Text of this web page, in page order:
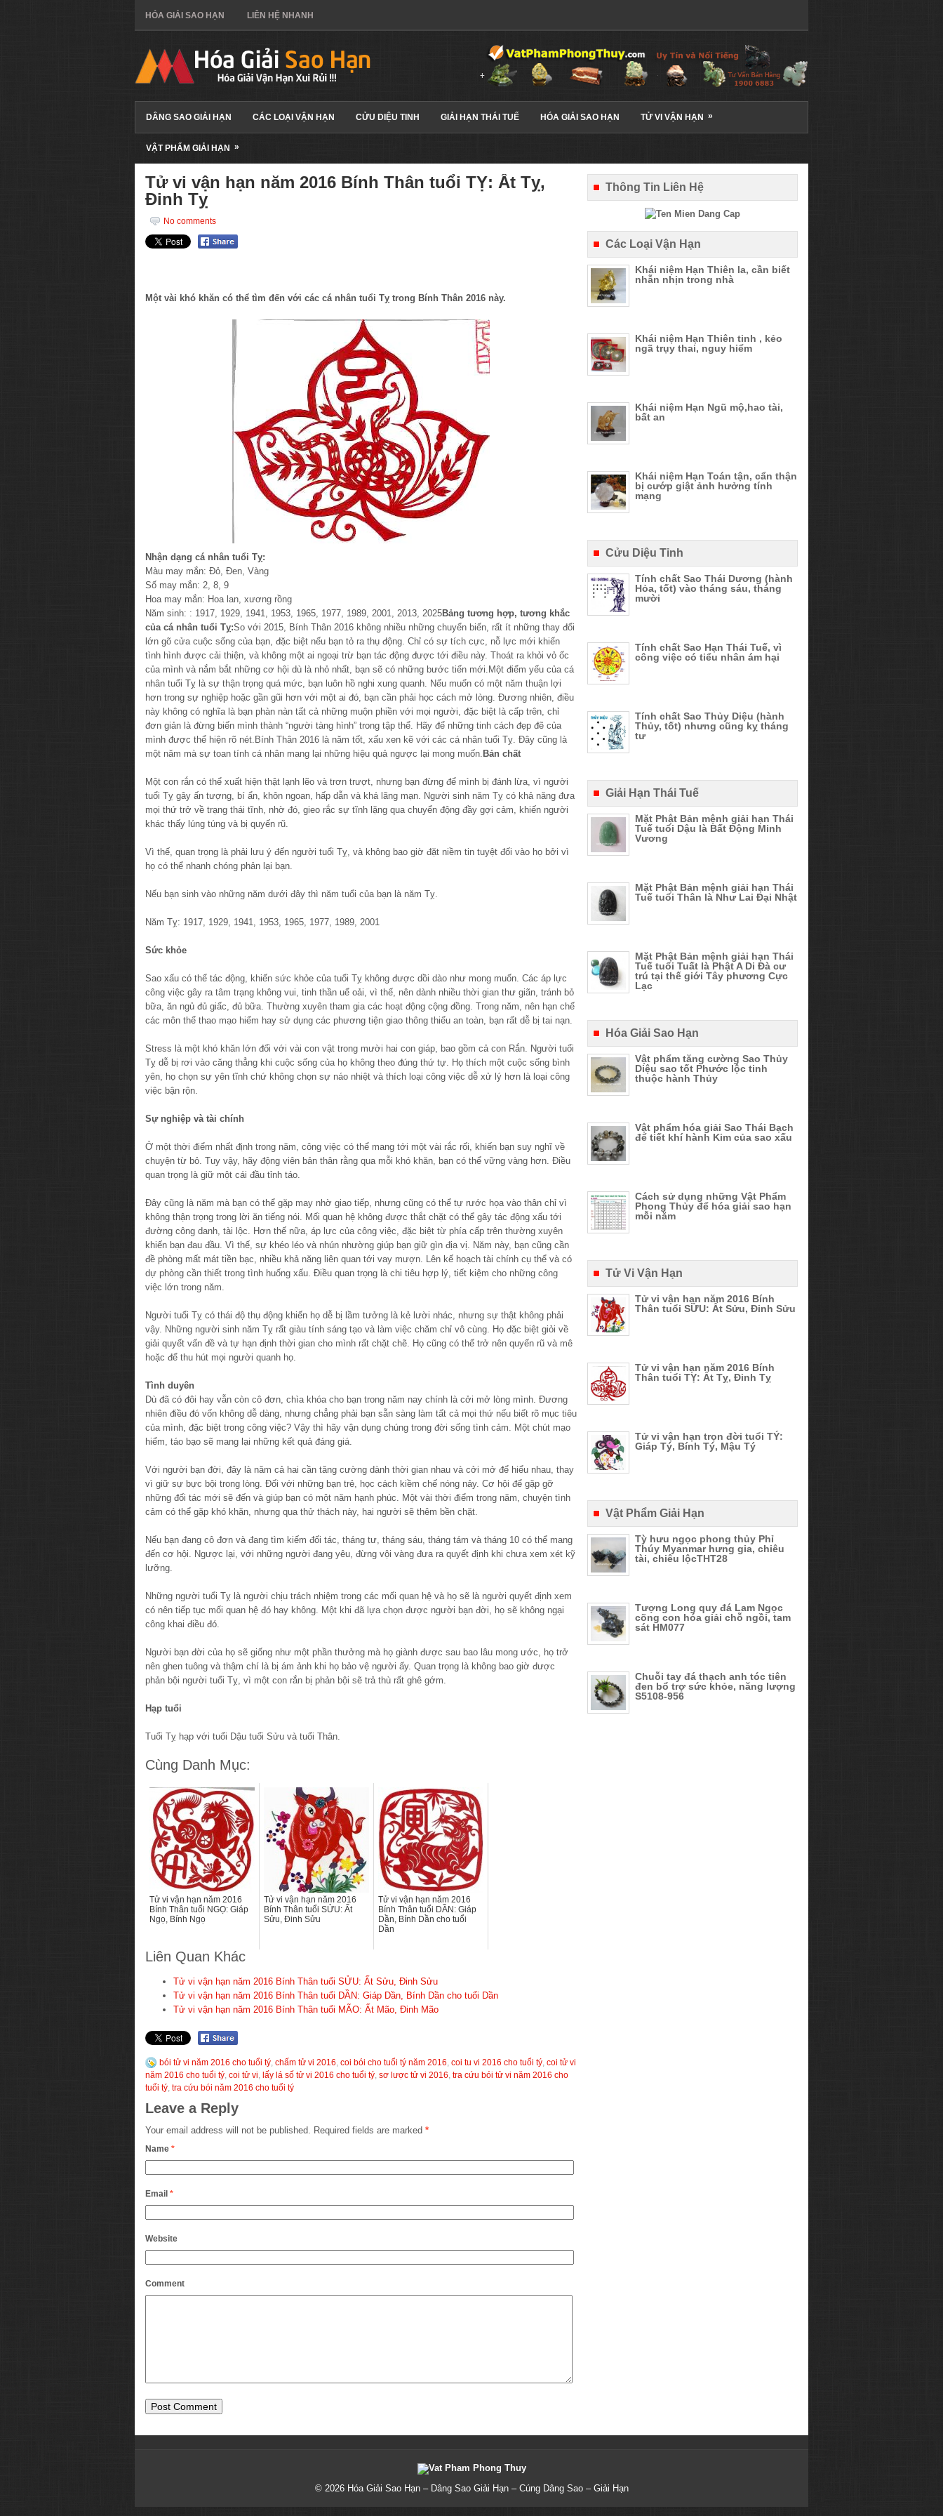
HÓA GIẢI SAO HẠN LIÊN HỆ NHANH
DÂNG SAO GIẢI HẠN CÁC LOẠI VẬN HẠN CỬU DIỆU TINH GIẢI HẠN THÁI TUẾ HÓA GIẢI SAO HẠN TỬ VI VẬN HẠN »
VẬT PHẨM GIẢI HẠN »
Tử vi vận hạn năm 2016 Bính Thân tuổi TỴ: Ất Tỵ,
Đinh Tỵ
No comments
Một vài khó khăn có thể tìm đến với các cá nhân tuổi Tỵ trong Bính Thân 2016 này.
Nhận dạng cá nhân tuổi Tỵ:
Màu may mắn: Đỏ, Đen, Vàng
Số may mắn: 2, 8, 9
Hoa may mắn: Hoa lan, xương rồng
Năm sinh: : 1917, 1929, 1941, 1953, 1965, 1977, 1989, 2001, 2013, 2025Bảng tương hợp, tương khắc
của cá nhân tuổi Tỵ:So với 2015, Bính Thân 2016 không nhiều những chuyển biến, rất ít những thay đổi
lớn gõ cửa cuộc sống của bạn, đặc biệt nếu bạn tỏ ra thụ động. Chỉ có sự tích cực, nỗ lực mới khiến
tình hình được cải thiện, và không một ai ngoại trừ bạn tác động được tới điều này. Thoát ra khỏi vỏ ốc
của mình và nắm bắt những cơ hội dù là nhỏ nhất, bạn sẽ có những bước tiến mới.Một điểm yếu của cá
nhân tuổi Tỵ là sự thận trọng quá mức, bạn luôn hồ nghi xung quanh. Nếu muốn có một năm thuận lợi
hơn trong sự nghiệp hoặc gần gũi hơn với một ai đó, bạn cần phải học cách mở lòng. Đương nhiên, điều
này không có nghĩa là bạn phàn nàn tất cả những muộn phiền với mọi người, đặc biệt là cấp trên, chỉ
đơn giản là đừng biến mình thành “người tàng hình” trong tập thể. Hãy để những tinh cách đẹp đẽ của
mình được thể hiện rõ nét.Bính Thân 2016 là năm tốt, xấu xen kẽ với các cá nhân tuổi Tỵ. Đây cũng là
một năm mà sự toan tính cá nhân mang lại những hiệu quả ngược lại mong muốn. Bản chất
Một con rắn có thể xuất hiện thật lạnh lẽo và trơn trượt, nhưng bạn đừng để mình bị đánh lừa, vì người
tuổi Tỵ gây ấn tượng, bí ẩn, khôn ngoan, hấp dẫn và khá lãng mạn. Người sinh năm Tỵ có khả năng đưa
mọi thứ trở về trạng thái tĩnh, nhờ đó, gieo rắc sự tĩnh lặng qua chuyển động đầy gợi cảm, khiến người
khác thấy lúng túng và bị quyến rũ.
Vì thế, quan trọng là phải lưu ý đến người tuổi Tỵ, và không bao giờ đặt niềm tin tuyệt đối vào họ bởi vì
họ có thể nhanh chóng phản lại bạn.
Nếu bạn sinh vào những năm dưới đây thì năm tuổi của bạn là năm Tỵ.
Năm Tỵ: 1917, 1929, 1941, 1953, 1965, 1977, 1989, 2001
Sức khỏe
Sao xấu có thể tác động, khiến sức khỏe của tuổi Tỵ không được dồi dào như mong muốn. Các áp lực
công việc gây ra tâm trạng không vui, tinh thần uể oải, vì thế, nên dành nhiều thời gian thư giãn, tránh bỏ
bữa, ăn ngủ đủ giấc, đủ bữa. Thường xuyên tham gia các hoạt động cộng đồng. Trong năm, nên hạn chế
các môn thể thao mạo hiểm hay sử dụng các phương tiện giao thông thiếu an toàn, bạn rất dễ bị tai nạn.
Stress là một khó khăn lớn đối với vài con vật trong mười hai con giáp, bao gồm cả con Rắn. Người tuổi
Tỵ dễ bị rơi vào căng thẳng khi cuộc sống của họ không theo đúng thứ tự. Họ thích một cuộc sống bình
yên, họ chọn sự yên tĩnh chứ không chọn sự náo nhiệt và thích loại công việc dễ xử lý hơn là loại công
việc bận rộn.
Sự nghiệp và tài chính
Ở một thời điểm nhất định trong năm, công việc có thể mang tới một vài rắc rối, khiến bạn suy nghĩ về
chuyện từ bỏ. Tuy vậy, hãy động viên bản thân rằng qua mỗi khó khăn, bạn có thể vững vàng hơn. Điều
quan trọng là giữ một cái đầu tỉnh táo.
Đây cũng là năm mà bạn có thể gặp may nhờ giao tiếp, nhưng cũng có thể tự rước họa vào thân chỉ vì
không thận trọng trong lời ăn tiếng nói. Mối quan hệ không được thắt chặt có thể gây tác động xấu tới
đường công danh, tài lộc. Hơn thế nữa, áp lực của công việc, đặc biệt từ phía cấp trên thường xuyên
khiến bạn đau đầu. Vì thế, sự khéo léo và nhún nhường giúp bạn giữ gìn địa vị. Năm này, bạn cũng cần
đề phòng mất mát tiền bạc, nhiều khả năng liên quan tới vay mượn. Lên kế hoạch tài chính cụ thể và có
dự phòng cần thiết trong tình huống xấu. Điều quan trọng là chi tiêu hợp lý, tiết kiệm cho những công
việc lớn trong năm.
Người tuổi Tỵ có thái độ thụ động khiến họ dễ bị lầm tưởng là kẻ lười nhác, nhưng sự thật không phải
vậy. Những người sinh năm Tỵ rất giàu tính sáng tạo và làm việc chăm chỉ vô cùng. Họ đặc biệt giỏi về
giải quyết vấn đề và tự hạn định thời gian cho mình rất chặt chẽ. Họ cũng có thể trở nên quyến rũ và mê
hoặc để thu hút mọi người quanh họ.
Tình duyên
Dù đã có đôi hay vẫn còn cô đơn, chìa khóa cho bạn trong năm nay chính là cởi mở lòng mình. Đương
nhiên điều đó vốn không dễ dàng, nhưng chẳng phải bạn sẵn sàng làm tất cả mọi thứ nếu biết rõ mục tiêu
của mình, đặc biệt trong công việc? Vậy thì hãy vận dụng chúng trong đời sống tình cảm. Một chút mạo
hiểm, táo bạo sẽ mang lại những kết quả đáng giá.
Với người bạn đời, đây là năm cả hai cần tăng cường dành thời gian nhau và cởi mở để hiểu nhau, thay
vì giữ sự bực bội trong lòng. Đối với những bạn trẻ, học cách kiềm chế nóng nảy. Cơ hội để gặp gỡ
những đối tác mới sẽ đến và giúp bạn có một năm hạnh phúc. Một vài thời điểm trong năm, chuyện tình
cảm có thể gặp khó khăn, nhưng qua thử thách này, hai người sẽ thêm bền chặt.
Nếu bạn đang cô đơn và đang tìm kiếm đối tác, tháng tư, tháng sáu, tháng tám và tháng 10 có thể mang
đến cơ hội. Ngược lại, với những người đang yêu, đừng vội vàng đưa ra quyết định khi chưa xem xét kỹ
lưỡng.
Những người tuổi Tỵ là người chịu trách nhiệm trong các mối quan hệ và họ sẽ là người quyết định xem
có nên tiếp tục mối quan hệ đó hay không. Một khi đã lựa chọn được người bạn đời, họ sẽ không ngại
công khai điều đó.
Người bạn đời của họ sẽ giống như một phần thưởng mà họ giành được sau bao lâu mong ước, họ trở
nên ghen tuông và thậm chí là bị ám ảnh khi họ bảo vệ người ấy. Quan trọng là không bao giờ được
phản bội người tuổi Tỵ, vì một con rắn bị phản bội sẽ trả thù rất ghê gớm.
Hạp tuổi
Tuổi Tỵ hạp với tuổi Dậu tuổi Sửu và tuổi Thân.
Cùng Danh Mục:
Tử vi vận hạn năm 2016
Bính Thân tuổi NGỌ: Giáp
Ngọ, Bính Ngọ
Tử vi vận hạn năm 2016
Bính Thân tuổi SỬU: Ất
Sửu, Đinh Sửu
Tử vi vận hạn năm 2016
Bính Thân tuổi DẦN: Giáp
Dần, Bính Dần cho tuổi
Dần
Liên Quan Khác
Tử vi vận hạn năm 2016 Bính Thân tuổi SỬU: Ất Sửu, Đinh Sửu
Tử vi vận hạn năm 2016 Bính Thân tuổi DẦN: Giáp Dần, Bính Dần cho tuổi Dần
Tử vi vận hạn năm 2016 Bính Thân tuổi MÃO: Ất Mão, Đinh Mão
bói tử vi năm 2016 cho tuổi tý chấm tử vi 2016 coi bói cho tuổi tý năm 2016 coi tu vi 2016 cho tuổi tý coi tử vi
năm 2016 cho tuổi tý coi tử vi lấy lá số tử vi 2016 cho tuổi tý sơ lược tử vi 2016 tra cứu bói tử vi năm 2016 cho
tuổi tý tra cứu bói năm 2016 cho tuổi tý
Leave a Reply
Your email address will not be published. Required fields are marked *
Name *
Email *
Website
Comment
Thông Tin Liên Hệ
Các Loại Vận Hạn
Khái niệm Hạn Thiên la, cần biết
nhẫn nhịn trong nhà
Khái niệm Hạn Thiên tinh , kẻo
ngã trụy thai, nguy hiểm
Khái niệm Hạn Ngũ mộ,hao tài,
bất an
Khái niệm Hạn Toán tận, cẩn thận
bị cướp giật ảnh hưởng tính
mạng
Cửu Diệu Tinh
Tính chất Sao Thái Dương (hành
Hỏa, tốt) vào tháng sáu, tháng
mười
Tính chất Sao Hạn Thái Tuế, vì
công việc có tiểu nhân ám hại
Tính chất Sao Thủy Diệu (hành
Thủy, tốt) nhưng cũng kỵ tháng
tư
Giải Hạn Thái Tuế
Mặt Phật Bản mệnh giải hạn Thái
Tuế tuổi Dậu là Bất Động Minh
Vương
Mặt Phật Bản mệnh giải hạn Thái
Tuế tuổi Thân là Như Lai Đại Nhật
Mặt Phật Bản mệnh giải hạn Thái
Tuế tuổi Tuất là Phật A Di Đà cư
trú tại thế giới Tây phương Cực
Lạc
Hóa Giải Sao Hạn
Vật phẩm tăng cường Sao Thủy
Diệu sao tốt Phước lộc tinh
thuộc hành Thủy
Vật phẩm hóa giải Sao Thái Bạch
để tiết khí hành Kim của sao xấu
Cách sử dụng những Vật Phẩm
Phong Thủy để hóa giải sao hạn
mỗi năm
Tử Vi Vận Hạn
Tử vi vận hạn năm 2016 Bính
Thân tuổi SỬU: Ất Sửu, Đinh Sửu
Tử vi vận hạn năm 2016 Bính
Thân tuổi TỴ: Ất Tỵ, Đinh Tỵ
Tử vi vận hạn trọn đời tuổi TÝ:
Giáp Tý, Bính Tý, Mậu Tý
Vật Phẩm Giải Hạn
Tỳ hưu ngọc phong thủy Phỉ
Thúy Myanmar hưng gia, chiêu
tài, chiêu lộcTHT28
Tượng Long quy đá Lam Ngọc
cõng con hóa giải chỗ ngồi, tam
sát HM077
Chuỗi tay đá thạch anh tóc tiên
đen bổ trợ sức khỏe, năng lượng
S5108-956
© 2026 Hóa Giải Sao Hạn – Dâng Sao Giải Hạn – Cúng Dâng Sao – Giải Hạn